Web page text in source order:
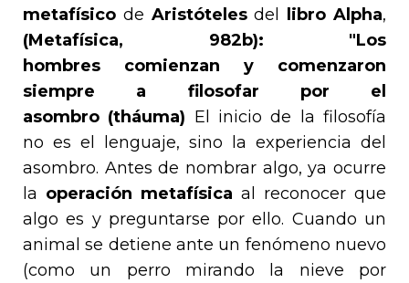
metafísico de Aristótelesdel libro Alpha,
(Metafísica, 982b): "Los
hombres comienzan y comenzaron
siempre a filosofar por el
asombro (tháuma) El inicio de la filosofía
no es el lenguaje, sino la experiencia del
asombro. Antes de nombrar algo, ya ocurre
la operación metafísica al reconocer que
algo es y preguntarse por ello. Cuando un
animal se detiene ante un fenómeno nuevo
(como un perro mirando la nieve por